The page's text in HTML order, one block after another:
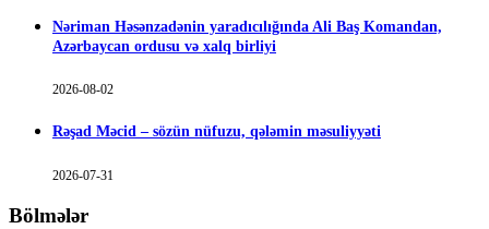
Nəriman Həsənzadənin yaradıcılığında Ali Baş Komandan,
Azərbaycan ordusu və xalq birliyi
2026-08-02
Rəşad Məcid – sözün nüfuzu, qələmin məsuliyyəti
2026-07-31
Bölmələr